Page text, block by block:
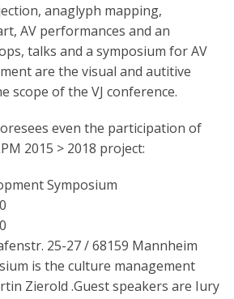
anaglyph mapping,
AV performances and an
talks and a symposium for AV
are the visual and autitive
scope of the VJ conference.
even the participation of
2015 > 2018 project:
Symposium
25-27 / 68159 Mannheim
is the culture management
Zierold .Guest speakers are Iury